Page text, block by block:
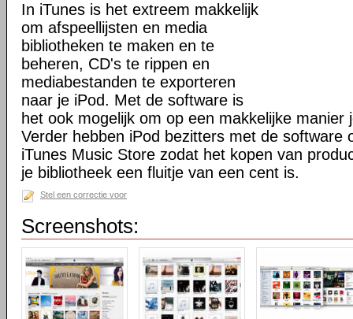
In iTunes is het extreem makkelijk
om afspeellijsten en media
bibliotheken te maken en te
beheren, CD's te rippen en
mediabestanden te exporteren
naar je iPod. Met de software is
het ook mogelijk om op een makkelijke manier
Verder hebben iPod bezitters met de software
iTunes Music Store zodat het kopen van
je bibliotheek een fluitje van een cent is.
Stel een correctie voor
Screenshots: